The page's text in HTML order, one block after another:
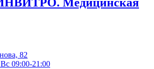
82
09:00-21:00